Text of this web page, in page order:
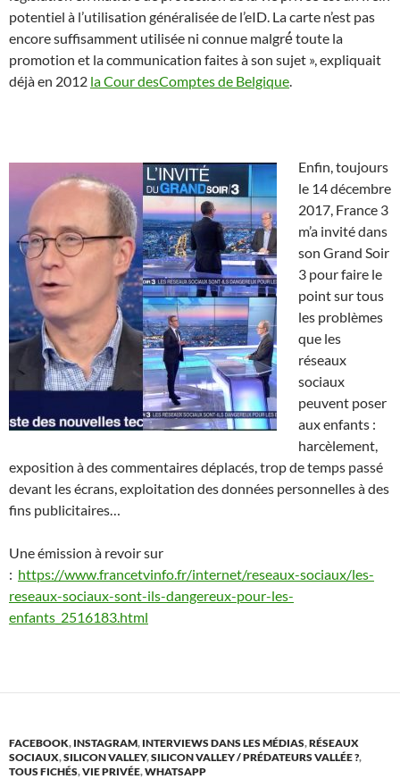
potentiel à l’utilisation généralisée de l’eID. La carte n’est pas
encore suffisamment utilisée ni connue malgré́ toute la
promotion et la communication faites à son sujet », expliquait
déjà en 2012 la Cour desComptes de Belgique
Enfin, toujours
le 14 décembre
2017, France 3
m’a invité dans
son Grand Soir
3 pour faire le
point sur tous
les problèmes
que les
réseaux
sociaux
peuvent poser
aux enfants :
harcèlement,
exposition à des commentaires déplacés, trop de temps passé
devant les écrans, exploitation des données personnelles à des
fins publicitaires…
Une émission à revoir sur
: https://www.francetvinfo.fr/internet/reseaux-sociaux/les-
reseaux-sociaux-sont-ils-dangereux-pour-les-
enfants_2516183.html
FACEBOOK, INSTAGRAM, INTERVIEWS DANS LES MÉDIAS,RÉSEAUX
SOCIAUX,SILICON VALLEY,SILICON VALLEY / PRÉDATEURS VALLÉE ?,
TOUS FICHÉS,VIE PRIVÉE,WHATSAPP